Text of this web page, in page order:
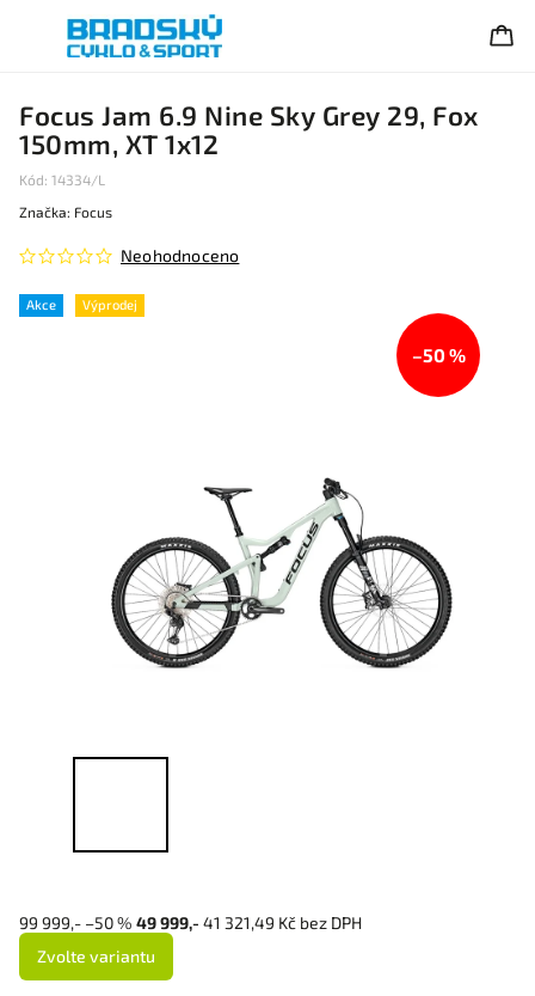
Focus Jam 6.9 Nine Sky Grey 29, Fox
150mm, XT 1x12
Kód: 14334/L
Akce Výprodej
Neohodnoceno
Značka: Focus
–50 %
99 999,- –50 % 49 999,- 41 321,49 Kč bez DPH
Zvolte variantu